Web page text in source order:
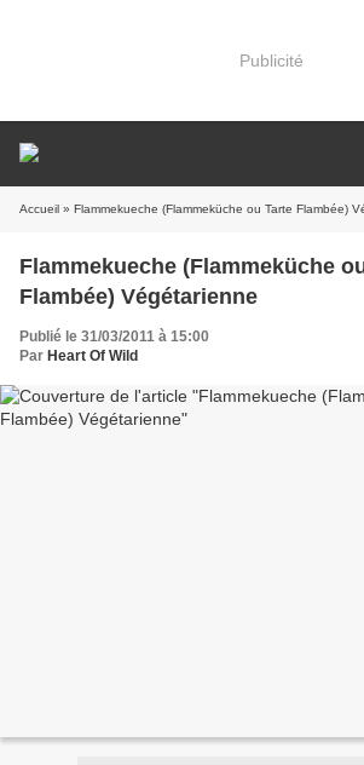
Publicité
Accueil » Flammekueche (Flammeküche ou Tarte Flambée)
Flammekueche (Flammeküche
Flambée) Végétarienne
Publié le 31/03/2011 à 15:00
Par Heart Of Wild